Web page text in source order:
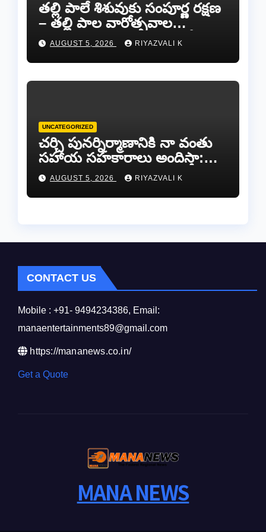
తల్లి పాలే శిశువుకు సంపూర్ణ రక్షణ
– తల్లి పాల వారోత్సవాల
సందర్భంగా అవగాహన ర్యాలీ…
AUGUST 5, 2026 RIYAZVALI K
UNCATEGORIZED
చర్చి పునర్నిర్మాణానికి నా వంతు
సహాయ సహకారాలు అందిస్తా:
చంద్రగిరి ఎమ్మెల్యే పులివర్తి నాని.
AUGUST 5, 2026 RIYAZVALI K
CONTACT US
Mobile : +91- 9494234386, Email:
manaentertainments89@gmail.com
https://mananews.co.in/
Get a Quote
MANA NEWS